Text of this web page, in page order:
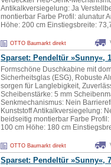
Antikalkversiegelung: Ja
montierbar Farbe Profil: alunatur
Höhe: 200 cm Einstiegsbreite:
OTTO Baumarkt direkt
Sparset: Pendeltür »Sunny«,
Formschöne Duschkabine mit
Sicherheitsglas (ESG), Robuste
sorgen für Langlebigkeit,
Scheibenstärke: 5 mm
Senkmechanismus: Nein
Kunststoff Antikalkversiegelung:
beidseitig montierbar Farbe
100 cm Höhe: 180 cm
OTTO Baumarkt direkt
Sparset: Pendeltür »Sunny«,